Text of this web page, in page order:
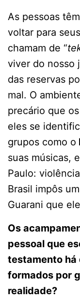
As pessoas
voltar para
chamam de “
viver do nosso
das reservas
mal. O
precário que
eles se
grupos como o
suas músicas,
Paulo:
Brasil impôs
Guarani que
Os
pessoal que
testamento há
formados por
realidade?